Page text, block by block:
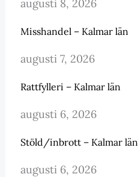
augusti 8, 2026
Misshandel – Kalmar län
augusti 7, 2026
Rattfylleri – Kalmar län
augusti 6, 2026
Stöld/inbrott – Kalmar län
augusti 6, 2026